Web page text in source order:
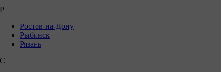
Р
Ростов-на-Дону
Рыбинск
Рязань
С